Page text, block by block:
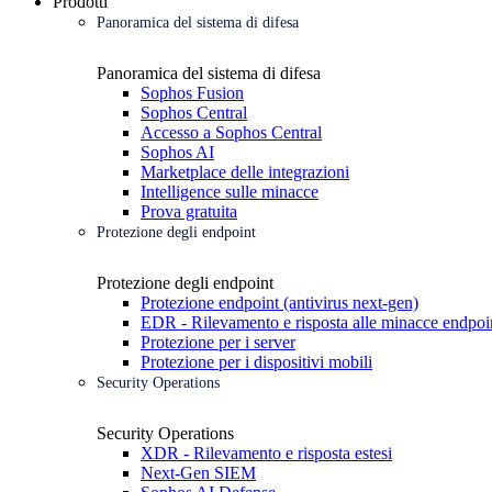
Panoramica del sistema di difesa
Panoramica del sistema di difesa
Sophos Fusion
Sophos Central
Accesso a Sophos Central
Sophos AI
Marketplace delle integrazioni
Intelligence sulle minacce
Prova gratuita
Protezione degli endpoint
Protezione degli endpoint
Protezione endpoint (antivirus next-gen)
EDR - Rilevamento e risposta alle minacce
Protezione per i server
Protezione per i dispositivi mobili
Security Operations
Security Operations
XDR - Rilevamento e risposta estesi
Next-Gen SIEM